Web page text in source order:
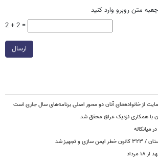
متن روبرو وارد کنید
2 + 2 =
ارسال
از خانواده‌های آنان دو محور اصلی برنامه‌های سال جاری است
با همکاری نزدیک عراق محقق شد
و تجهیز شد